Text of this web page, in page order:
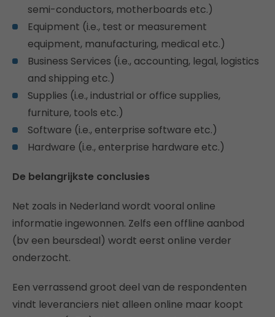
semi-conductors, motherboards etc.)
Equipment (i.e., test or measurement
equipment, manufacturing, medical etc.)
Business Services (i.e., accounting, legal, logistics
and shipping etc.)
Supplies (i.e., industrial or office supplies,
furniture, tools etc.)
Software (i.e., enterprise software etc.)
Hardware (i.e., enterprise hardware etc.)
De belangrijkste conclusies
Net zoals in Nederland wordt vooral online
informatie ingewonnen. Zelfs een offline aanbod
(bv een beursdeal) wordt eerst online verder
onderzocht.
Een verrassend groot deel van de respondenten
vindt leveranciers niet alleen online maar koopt